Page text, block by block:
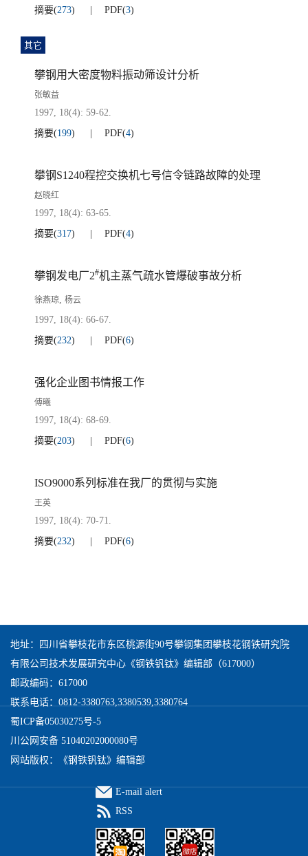
摘要(273) PDF(3)
其它
攀钢用大密度物料振动筛设计分析
张敏益
1997, 18(4): 59-62.
摘要(199) PDF(4)
攀钢S1240程控交换机七号信令链路故障的处理
赵晓红
1997, 18(4): 63-65.
摘要(317) PDF(4)
攀钢发电厂2#机主蒸气疏水管爆破事故分析
徐燕琼, 杨云
1997, 18(4): 66-67.
摘要(232) PDF(6)
强化企业图书情报工作
傅曦
1997, 18(4): 68-69.
摘要(203) PDF(6)
ISO9000系列标准在我厂的贯彻与实施
王英
1997, 18(4): 70-71.
摘要(232) PDF(6)
地址：四川省攀枝花市东区桃源街90号攀钢集团攀枝花钢铁研究院
有限公司技术发展研究中心《钢铁钒钛》编辑部（617000）
邮政编码：617000
联系电话：0812-3380763,3380539,3380764
蜀ICP备05030275号-5
川公网安备 51040202000080号
网站版权：《钢铁钒钛》编辑部
E-mail alert
RSS